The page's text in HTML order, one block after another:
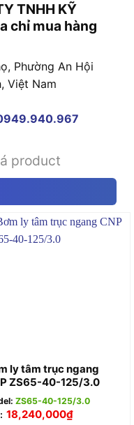
TNHH KỸ
chỉ mua hàng
Phường An Hội
Việt Nam
product
ly tâm trục ngang
ZS65-40-125/3.0
ZS65-40-125/3.0
18,240,000₫